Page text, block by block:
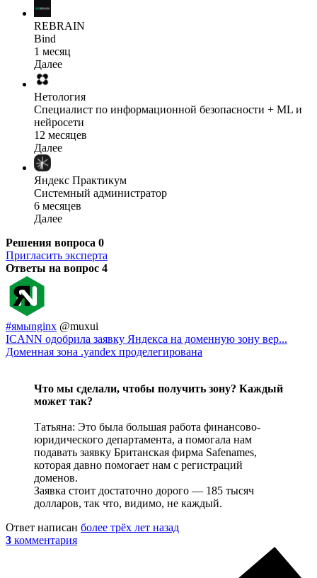
REBRAIN
Bind
1 месяц
Далее
Нетология
Специалист по информационной безопасности + ML и
нейросети
12 месяцев
Далее
Яндекс Практикум
Системный администратор
6 месяцев
Далее
Решения вопроса 0
Пригласить эксперта
Ответы на вопрос 4
#ямыnginx @muxui
ICANN одобрила заявку Яндекса на доменную зону вер...
Доменная зона .yandex проделегирована
Что мы сделали, чтобы получить зону? Каждый
может так?
Татьяна: Это была большая работа финансово-
юридического департамента, а помогала нам
подавать заявку Британская фирма Safenames,
которая давно помогает нам с регистраций
доменов.
Заявка стоит достаточно дорого — 185 тысяч
долларов, так что, видимо, не каждый.
Ответ написан более трёх лет назад
3 комментария